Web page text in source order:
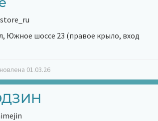
Южное шоссе 23 (правое крыло, вход
01.03.26